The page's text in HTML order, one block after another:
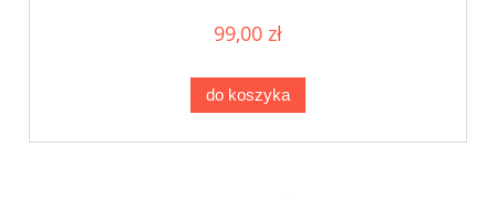
99,00 zł
do koszyka